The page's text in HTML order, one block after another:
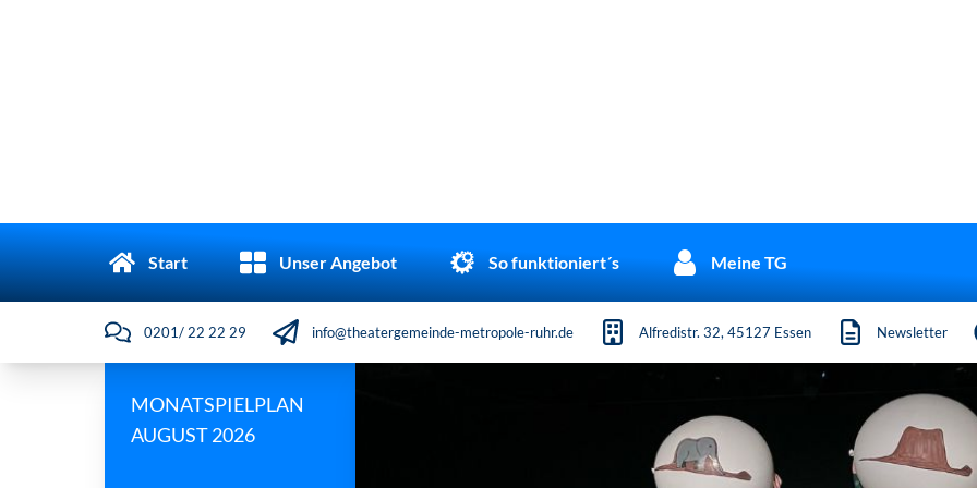
Start Unser Angebot So funktioniert´s Meine TG
0201/ 22 22 29 info@theatergemeinde-metropole-ruhr.de Alfredistr. 32, 45127 Essen Newsletter
MONATSPIELPLAN
AUGUST 2026